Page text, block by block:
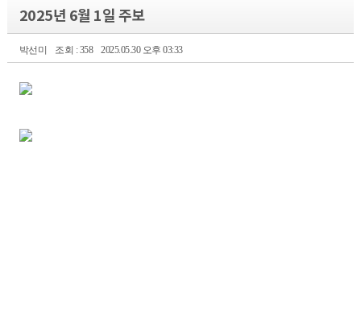
2025년 6월 1일 주보
박선미 조회 : 358 2025.05.30 오후 03:33